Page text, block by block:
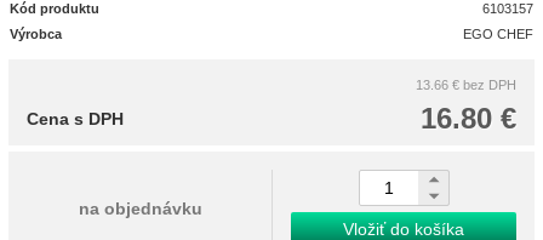
Kód produktu
6103157
Výrobca
EGO CHEF
13.66 € bez DPH
16.80 €
Cena s DPH
na objednávku
Vložiť do košíka